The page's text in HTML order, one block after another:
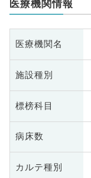
医療機関情報
医療機関名
施設種別
標榜科目
病床数
カルテ種別